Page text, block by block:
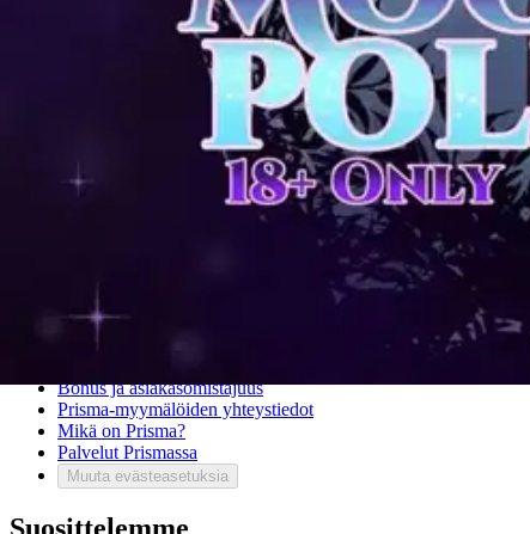
Takuu ja huolto
Saavutettavuus
Vastuullisuus
Mitä pidät Prisma.fi-verkkokaupasta?
Asiakaspalvelu
Bonus ja asiakasomistajuus
Prisma-myymälöiden yhteystiedot
Mikä on Prisma?
Palvelut Prismassa
Muuta evästeasetuksia
Suosittelemme